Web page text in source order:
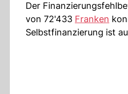
Der
von 72'433 Franken
Selbstfinanzierung ist